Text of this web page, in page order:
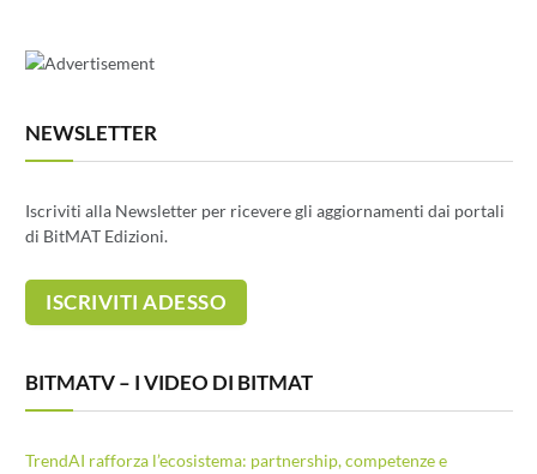
NEWSLETTER
Iscriviti alla Newsletter per ricevere gli aggiornamenti dai portali
di BitMAT Edizioni.
BITMATV – I VIDEO DI BITMAT
TrendAI rafforza l’ecosistema: partnership, competenze e